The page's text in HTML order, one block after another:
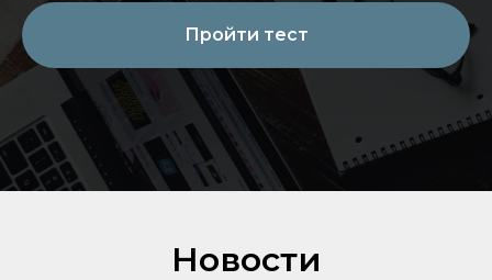
Пройти тест
Новости